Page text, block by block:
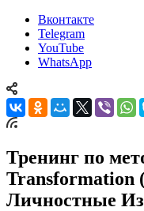
Вконтакте
Telegram
YouTube
WhatsApp
Тренинг по
Личностные